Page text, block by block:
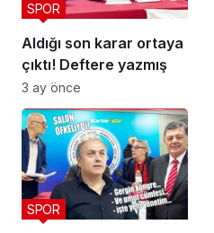
Aldığı son karar ortaya
çıktı! Deftere yazmış
SPOR
3 ay önce
SPOR